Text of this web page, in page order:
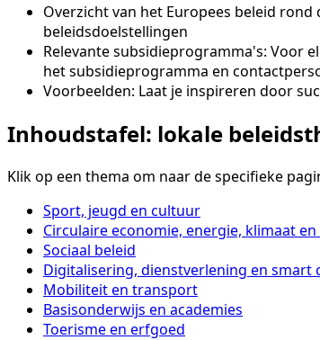
Overzicht van het Europees beleid
beleidsdoelstellingen
Relevante subsidieprogramma's: Voor
het subsidieprogramma en
Voorbeelden: Laat je inspireren door
Inhoudstafel: lokale
Klik op een thema om naar de specifieke
Sport, jeugd en cultuur
Circulaire economie, energie, klimaat
Sociaal beleid
Digitalisering, dienstverlening en smart
Mobiliteit en transport
Basisonderwijs en academies
Toerisme en erfgoed